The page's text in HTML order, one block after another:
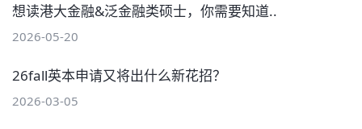
想读港大金融&泛金融类硕士，你需要知道..
2026-05-20
26fall英本申请又将出什么新花招？
2026-03-05